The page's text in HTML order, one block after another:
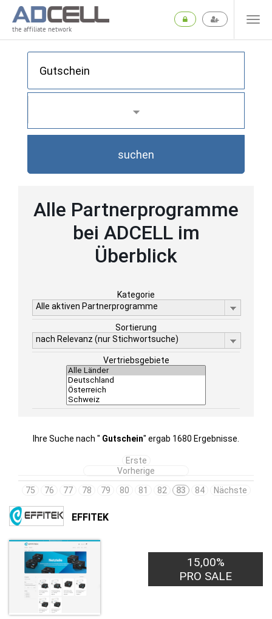
the affiliate network
suchen
Alle Partnerprogramme
bei ADCELL im
Überblick
Kategorie
Alle aktiven Partnerprogramme
Sortierung
nach Relevanz (nur Stichwortsuche)
Vertriebsgebiete
Ihre Suche nach " Gutschein" ergab 1680 Ergebnisse.
Erste
Vorherige
75
76 77 78 79 80 81 82 83 84 Nächste
EFFITEK
15,00%
PRO SALE